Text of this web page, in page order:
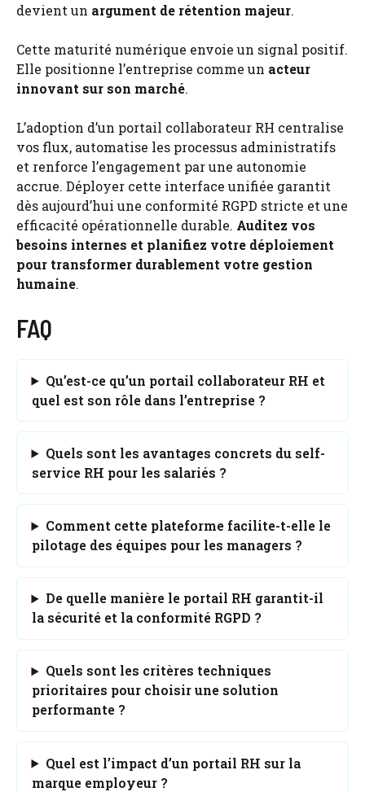
devient un argument de rétention majeur.
Cette maturité numérique envoie un signal positif.
Elle positionne l’entreprise comme un acteur
innovant sur son marché.
L’adoption d’un portail collaborateur RH centralise
vos flux, automatise les processus administratifs
et renforce l’engagement par une autonomie
accrue. Déployer cette interface unifiée garantit
dès aujourd’hui une conformité RGPD stricte et une
efficacité opérationnelle durable. Auditez vos
besoins internes et planifiez votre déploiement
pour transformer durablement votre gestion
humaine.
FAQ
Qu’est-ce qu’un portail collaborateur RH et
quel est son rôle dans l’entreprise ?
Quels sont les avantages concrets du self-
service RH pour les salariés ?
Comment cette plateforme facilite-t-elle le
pilotage des équipes pour les managers ?
De quelle manière le portail RH garantit-il
la sécurité et la conformité RGPD ?
Quels sont les critères techniques
prioritaires pour choisir une solution
performante ?
Quel est l’impact d’un portail RH sur la
marque employeur ?